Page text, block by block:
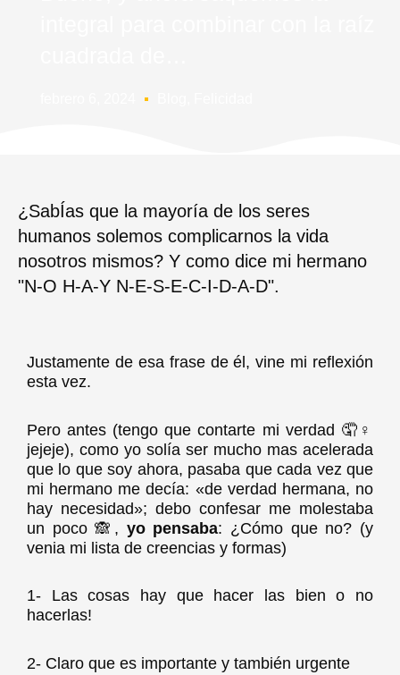
¿SabÍas que la mayoría de los seres
humanos solemos complicarnos la vida
nosotros mismos? Y como dice mi hermano
"N-O H-A-Y N-E-S-E-C-I-D-A-D".
Justamente de esa frase de él, vine mi reflexión
esta vez.
Pero antes (tengo que contarte mi verdad 🤦♀️
jejeje), como yo solía ser mucho mas acelerada
que lo que soy ahora, pasaba que cada vez que
mi hermano me decía: «de verdad hermana, no
hay necesidad»; debo confesar me molestaba
un poco 🙈, yo pensaba: ¿Cómo que no? (y
venia mi lista de creencias y formas)
1- Las cosas hay que hacer las bien o no
hacerlas!
2- Claro que es importante y también urgente